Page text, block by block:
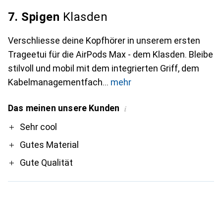
7. Spigen Klasden
Verschliesse deine Kopfhörer in unserem ersten
Trageetui für die AirPods Max - dem Klasden. Bleibe
stilvoll und mobil mit dem integrierten Griff, dem
Kabelmanagementfach
mehr
Das meinen unsere Kunden i
ProSehr cool
Gutes Material
Gute Qualität